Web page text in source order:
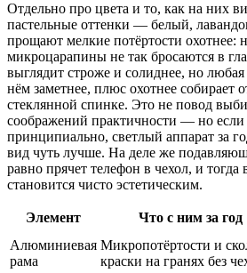
Отдельно про цвета и то, как на них
пастельные оттенки — белый,
прощают мелкие потёртости охотнее:
микроцарапины не так бросаются в
выглядит строже и солиднее, но любая
нём заметнее, плюс охотнее собирает
стеклянной спинке. Это не повод
соображений практичности — но если
принципиально, светлый аппарат за
вид чуть лучше. На деле же
равно прячет телефон в чехол, и тогда
становится чисто эстетическим.
Элемент Что с ним за год
Алюминиевая
рама
Микропотёртости и
краски на гранях без